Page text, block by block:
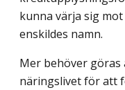
kunna värja sig
enskildes namn.
Mer behöver göras
näringslivet för att